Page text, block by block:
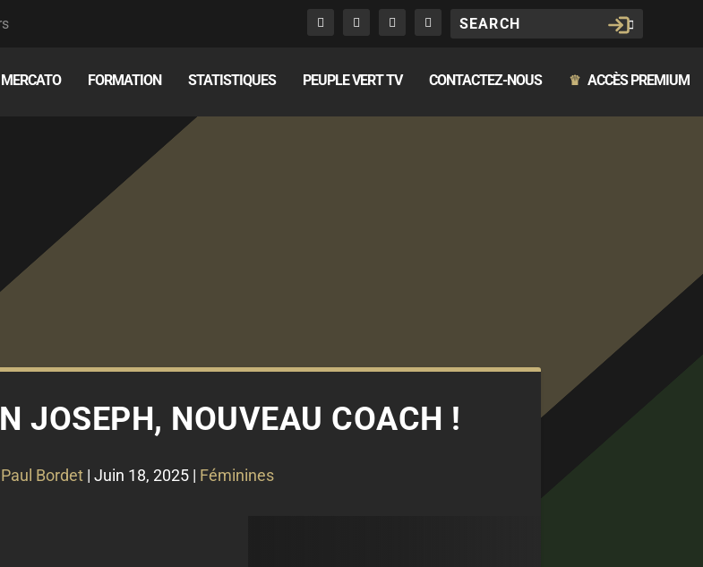
MERCATO FORMATION STATISTIQUES PEUPLE VERT TV CONTACTEZ-NOUS ♛ ACCÈS PREMIUM
JOSEPH, NOUVEAU COACH !
Paul Bordet| Juin 18, 2025| Féminines